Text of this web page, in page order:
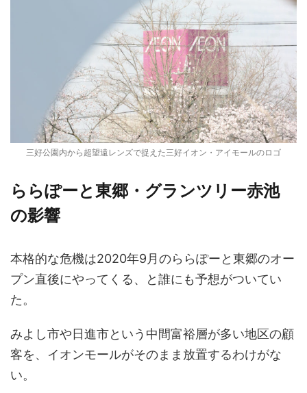
三好公園内から超望遠レンズで捉えた三好イオン・アイモールのロゴ
ららぽーと東郷・グランツリー赤池
の影響
本格的な危機は2020年9月のららぽーと東郷のオー
プン直後にやってくる、と誰にも予想がついてい
た。
みよし市や日進市という中間富裕層が多い地区の顧
客を、イオンモールがそのまま放置するわけがな
い。